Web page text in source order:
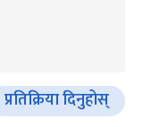
प्रतिक्रिया दिनुहोस्